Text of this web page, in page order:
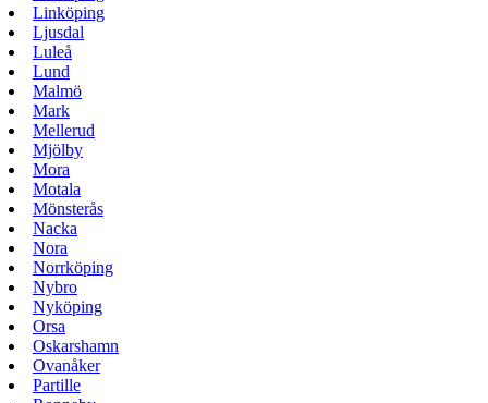
Linköping
Ljusdal
Luleå
Lund
Malmö
Mark
Mellerud
Mjölby
Mora
Motala
Mönsterås
Nacka
Nora
Norrköping
Nybro
Nyköping
Orsa
Oskarshamn
Ovanåker
Partille